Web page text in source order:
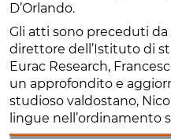
D’Orlando.
Gli atti sono preceduti da
direttore dell’Istituto di
Eurac Research,
un approfondito e
studioso valdostano,
lingue nell’ordinamento